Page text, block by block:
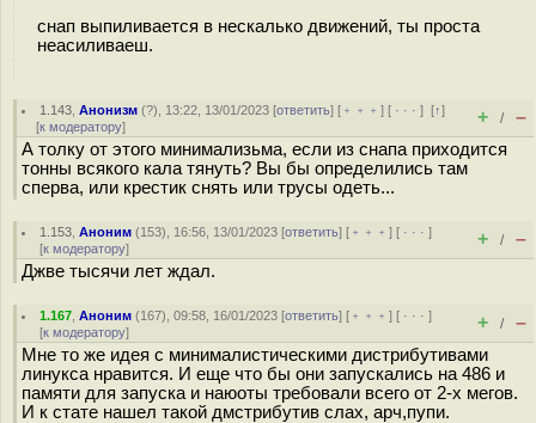
снап выпиливается в нескалько движений, ты проста
неасиливаеш.
1.143 ,Анонизм (?), 13:22, 13/01/2023 [ответить] [ ﹢﹢﹢] [ · · ·][↑]
[к модератору] + / –
А толку от этого минимализьма, если из снапа приходится
тонны всякого кала тянуть? Вы бы определились там
сперва, или крестик снять или трусы одеть...
1.153 ,Аноним (153), 16:56, 13/01/2023 [ответить] [ ﹢﹢﹢] [ · · ·]
[к модератору] + / –
Джве тысячи лет ждал.
1.167 ,Аноним (167), 09:58, 16/01/2023 [ответить] [ ﹢﹢﹢] [ · · ·]
[к модератору] + / –
Мне то же идея с минималистическими дистрибутивами
линукса нравится. И еще что бы они запускались на 486 и
памяти для запуска и наюоты требовали всего от 2-х мегов.
И к стате нашел такой дмстрибутив слах, арч,пупи.